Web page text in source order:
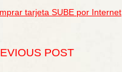
tarjeta SUBE por Internet
POST